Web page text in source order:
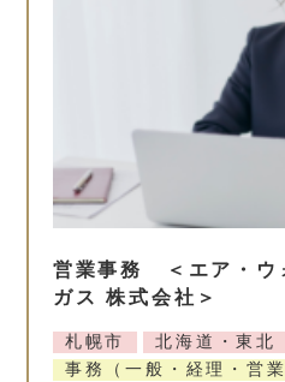
営業事務 ＜エア・ウ
ガス 株式会社＞
札幌市 北海道・東北
事務（一般・経理・営